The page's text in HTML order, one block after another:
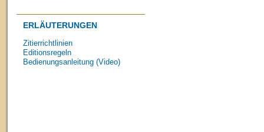
ERLÄUTERUNGEN
Zitierrichtlinien
Editionsregeln
Bedienungsanleitung (Video)